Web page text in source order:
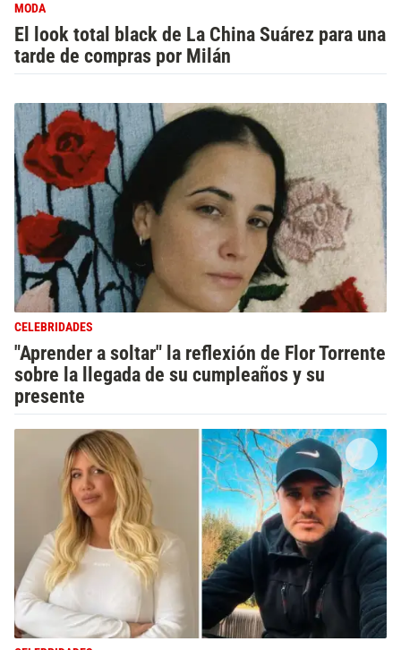
MODA
El look total black de La China Suárez para una
tarde de compras por Milán
CELEBRIDADES
"Aprender a soltar" la reflexión de Flor Torrente
sobre la llegada de su cumpleaños y su
presente